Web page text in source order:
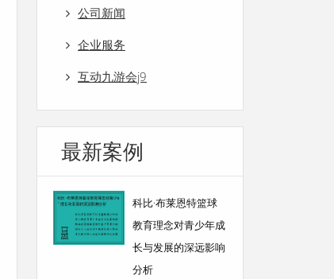
公司新闻
企业服务
互动九游会j9
最新案例
科比·布莱恩特篮球
教育理念对青少年成
长与发展的深远影响
分析